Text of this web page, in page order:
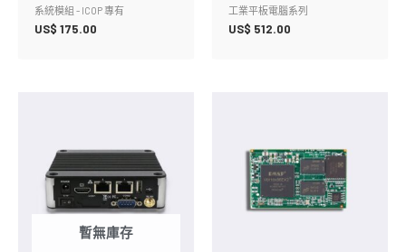
系統模組 - ICOP 專有
US$ 175.00
工業平板電腦系列
US$ 512.00
暫無庫存